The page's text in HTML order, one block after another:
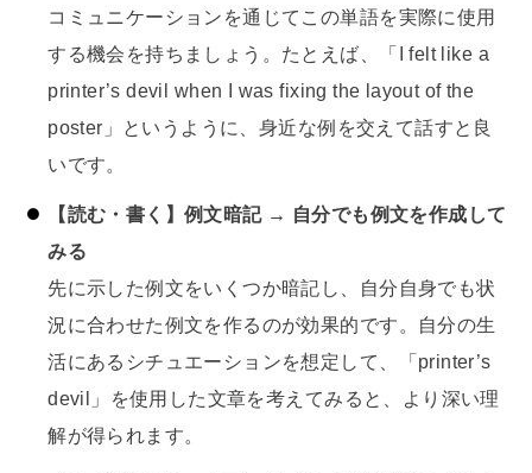
コミュニケーションを通じてこの単語を実際に使用
する機会を持ちましょう。たとえば、「I felt like a
printer’s devil when I was fixing the layout of the
poster」というように、身近な例を交えて話すと良
いです。
【読む・書く】例文暗記 → 自分でも例文を作成して
みる
先に示した例文をいくつか暗記し、自分自身でも状
況に合わせた例文を作るのが効果的です。自分の生
活にあるシチュエーションを想定して、「printer’s
devil」を使用した文章を考えてみると、より深い理
解が得られます。